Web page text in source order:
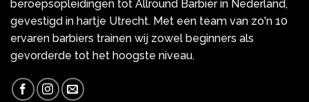
beroepsopleidingen tot Allround Barbier in Nederland,
gevestigd in hartje Utrecht. Met een team van zo'n 10
ervaren barbiers trainen wij zowel beginners als
gevorderde tot het hoogste niveau.